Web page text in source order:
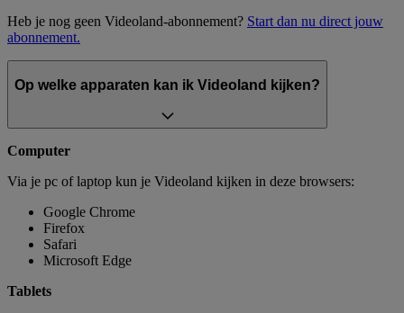
Heb je nog geen Videoland-abonnement? Start dan nu direct jouw
abonnement.
Op welke apparaten kan ik Videoland kijken?
Computer
Via je pc of laptop kun je Videoland kijken in deze browsers:
Google Chrome
Firefox
Safari
Microsoft Edge
Tablets